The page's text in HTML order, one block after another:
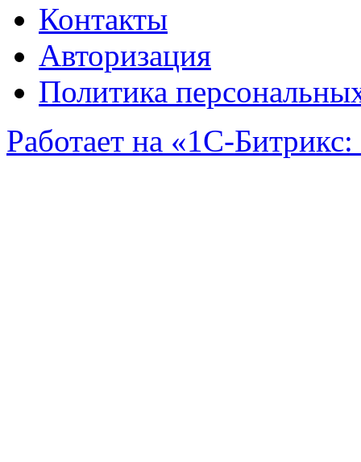
Контакты
Авторизация
Политика
Работает на «1С-
Задать вопрос